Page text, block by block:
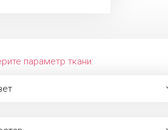
параметр ткани: